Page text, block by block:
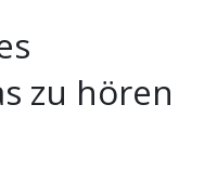
zu hören